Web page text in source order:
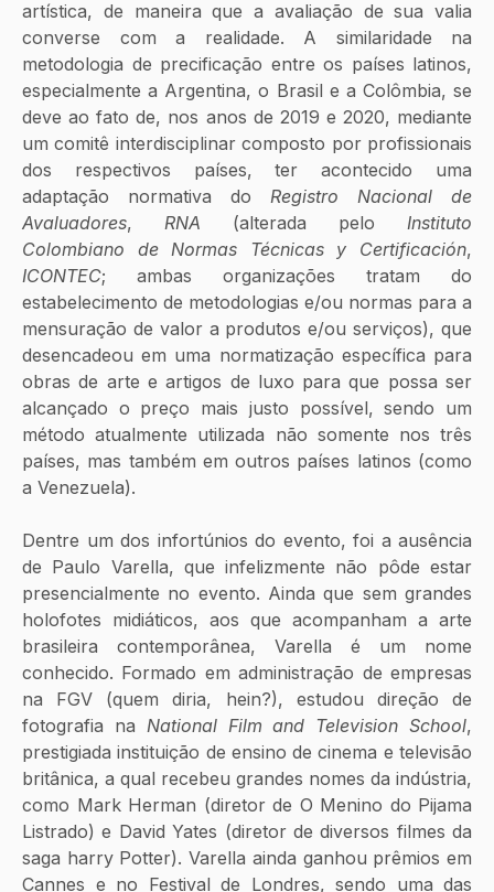
artística, de maneira que a avaliação de sua valia
converse com a realidade. A similaridade na
metodologia de precificação entre os países latinos,
especialmente a Argentina, o Brasil e a Colômbia, se
deve ao fato de, nos anos de 2019 e 2020, mediante
um comitê interdisciplinar composto por profissionais
dos respectivos países, ter acontecido uma
adaptação normativa do Registro Nacional de
Avaluadores, RNA (alterada pelo Instituto
Colombiano de Normas Técnicas y Certificación
ICONTEC; ambas organizações tratam do
estabelecimento de metodologias e/ou normas para a
mensuração de valor a produtos e/ou serviços), que
desencadeou em uma normatização específica para
obras de arte e artigos de luxo para que possa ser
alcançado o preço mais justo possível, sendo um
método atualmente utilizada não somente nos três
países, mas também em outros países latinos (como
a Venezuela).
Dentre um dos infortúnios do evento, foi a ausência
de Paulo Varella, que infelizmente não pôde estar
presencialmente no evento. Ainda que sem grandes
holofotes midiáticos, aos que acompanham a arte
brasileira contemporânea, Varella é um nome
conhecido. Formado em administração de empresas
na FGV (quem diria, hein?), estudou direção de
fotografia na National Film and Television School,
prestigiada instituição de ensino de cinema e televisão
britânica, a qual recebeu grandes nomes da indústria,
como Mark Herman (diretor de O Menino do Pijama
Listrado) e David Yates (diretor de diversos filmes da
saga harry Potter). Varella ainda ganhou prêmios em
Cannes e no Festival de Londres, sendo uma das